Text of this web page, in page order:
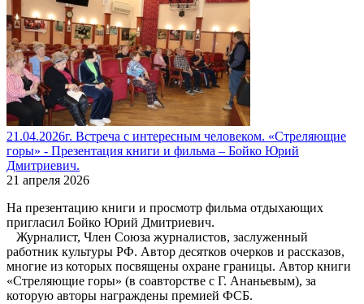
21.04.2026г. Встреча с интересным человеком. «Стреляющие
горы» - Презентация книги и фильма – Бойко Юрий
Дмитриевич.
21 апреля 2026
На презентацию книги и просмотр фильма отдыхающих
пригласил Бойко Юрий Дмитриевич.
Журналист, Член Союза журналистов, заслуженный
работник культуры РФ. Автор десятков очерков и рассказов,
многие из которых посвящены охране границы. Автор книги
«Стреляющие горы» (в соавторстве с Г. Ананьевым), за
которую авторы награждены премией ФСБ.